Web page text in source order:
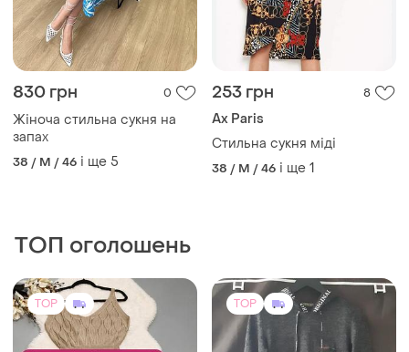
Жіноча стильна сукня на
запах
38 / M / 46 і ще 5
Ax Paris
Стильна сукня міді
38 / M / 46 і ще 1
ТОП оголошень